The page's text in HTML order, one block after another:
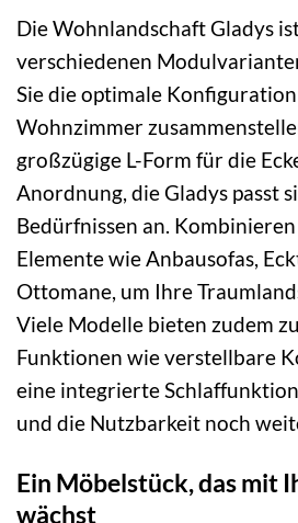
Die Wohnlandschaft Gladys
verschiedenen
Sie die optimale
Wohnzimmer
großzügige L-Form für die
Anordnung, die Gladys passt
Bedürfnissen an.
Elemente wie Anbausofas,
Ottomane, um Ihre
Viele Modelle bieten zudem
Funktionen wie verstellbare
eine integrierte
und die Nutzbarkeit noch
Ein Möbelstück, das mit
wächst